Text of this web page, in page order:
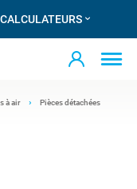
CALCULATEURS
à air Pièces détachées